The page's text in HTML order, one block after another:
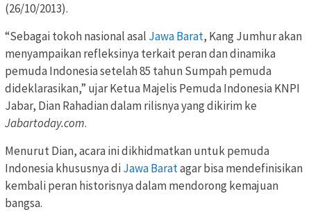
(26/10/2013).
“Sebagai tokoh nasional asal Jawa Barat, Kang Jumhur akan
menyampaikan refleksinya terkait peran dan dinamika
pemuda Indonesia setelah 85 tahun Sumpah pemuda
dideklarasikan,” ujar Ketua Majelis Pemuda Indonesia KNPI
Jabar, Dian Rahadian dalam rilisnya yang dikirim ke
Jabartoday.com.
Menurut Dian, acara ini dikhidmatkan untuk pemuda
Indonesia khususnya diJawa Baratagar bisa mendefinisikan
kembali peran historisnya dalam mendorong kemajuan
bangsa.